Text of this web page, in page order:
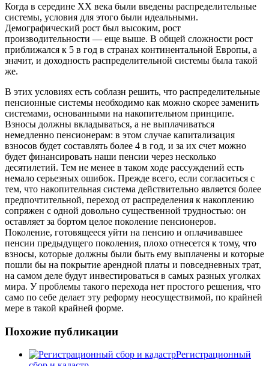
Когда в середине XX века были введены распределительные
системы, условия для этого были идеальными.
Демографический рост был высоким, рост
производительности — еще выше. В общей сложности рост
приближался к 5 в год в странах континентальной Европы, а
значит, и доходность распределительной системы была такой
же.
В этих условиях есть соблазн решить, что распределительные
пенсионные системы необходимо как можно скорее заменить
системами, основанными на накопительном принципе.
Взносы должны вкладываться, а не выплачиваться
немедленно пенсионерам: в этом случае капитализация
взносов будет составлять более 4 в год, и за их счет можно
будет финансировать наши пенсии через несколько
десятилетий. Тем не менее в таком ходе рассуждений есть
немало серьезных ошибок. Прежде всего, если согласиться с
тем, что накопительная система действительно является более
предпочтительной, переход от распределения к накоплению
сопряжен с одной довольно существенной трудностью: он
оставляет за бортом целое поколение пенсионеров.
Поколение, готовящееся уйти на пенсию и оплачивавшее
пенсии предыдущего поколения, плохо отнесется к тому, что
взносы, которые должны были быть ему выплачены и которые
пошли бы на покрытие арендной платы и повседневных трат,
на самом деле будут инвестироваться в самых разных уголках
мира. У проблемы такого перехода нет простого решения, что
само по себе делает эту реформу неосуществимой, по крайней
мере в такой крайней форме.
Похожие публикации
Регистрационный